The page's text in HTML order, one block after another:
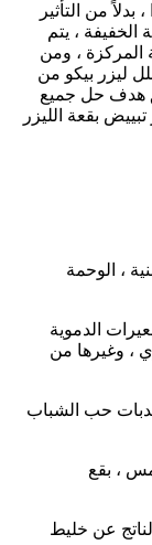
من التأثير
الخفيفة ، يتم
المركزة ، ومن
ليزر بيكو من
هدف حل جميع
بقعة الليزر
، الوحمة
الدموية
، وغيرها من
ندبات حب الشباب
، بقع
عن خليط